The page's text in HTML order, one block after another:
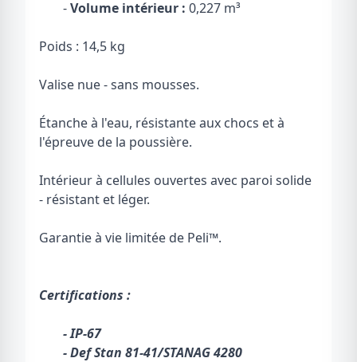
-Volume intérieur : 0,227 m³
Poids : 14,5 kg
Valise nue - sans mousses.
Étanche à l'eau, résistante aux chocs et à
l'épreuve de la poussière.
Intérieur à cellules ouvertes avec paroi solide
- résistant et léger.
Garantie à vie limitée de Peli™.
Certifications :
- IP-67
- Def Stan 81-41/STANAG 4280